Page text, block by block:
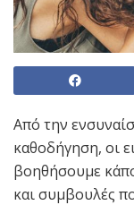
Από την
καθοδήγηση, οι
βοηθήσουμε
και συμβουλές